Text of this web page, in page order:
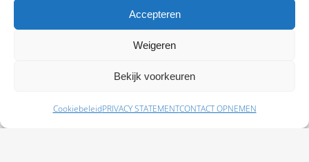
Accepteren
Weigeren
Bekijk voorkeuren
CookiebeleidPRIVACY STATEMENTCONTACT OPNEMEN
Schade melden Afspraak maken Polissen